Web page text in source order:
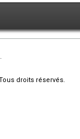
droits réservés.